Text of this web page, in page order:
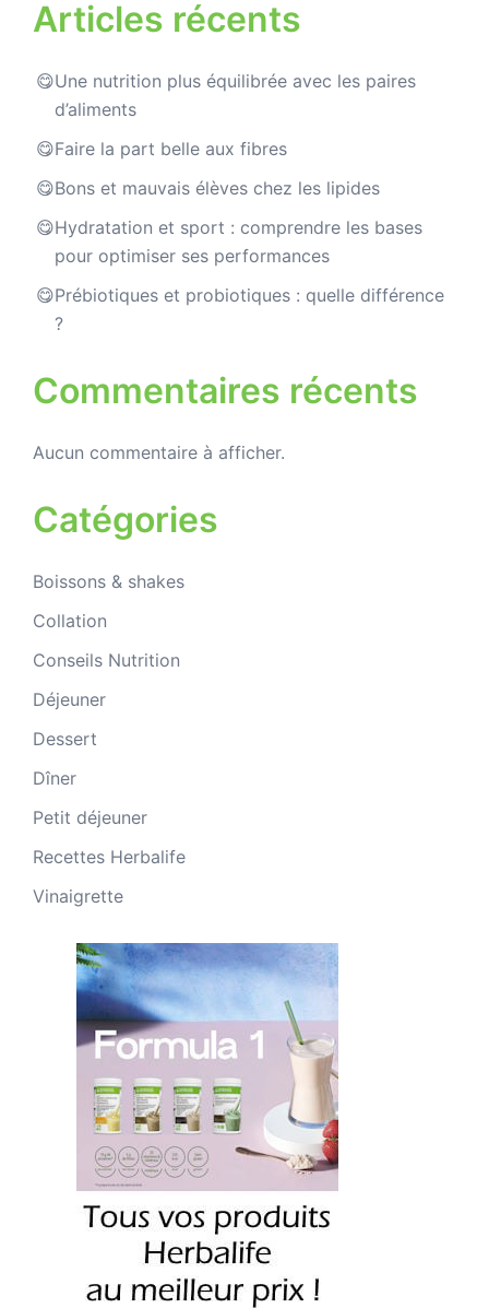
Articles récents
Une nutrition plus équilibrée avec les paires
d’aliments
Faire la part belle aux fibres
Bons et mauvais élèves chez les lipides
Hydratation et sport : comprendre les bases
pour optimiser ses performances
Prébiotiques et probiotiques : quelle différence
?
Commentaires récents
Aucun commentaire à afficher.
Catégories
Boissons & shakes
Collation
Conseils Nutrition
Déjeuner
Dessert
Dîner
Petit déjeuner
Recettes Herbalife
Vinaigrette